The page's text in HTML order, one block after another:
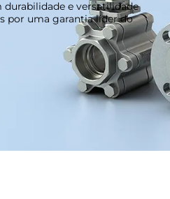
durabilidade e versatilidade
por uma garantia líder do